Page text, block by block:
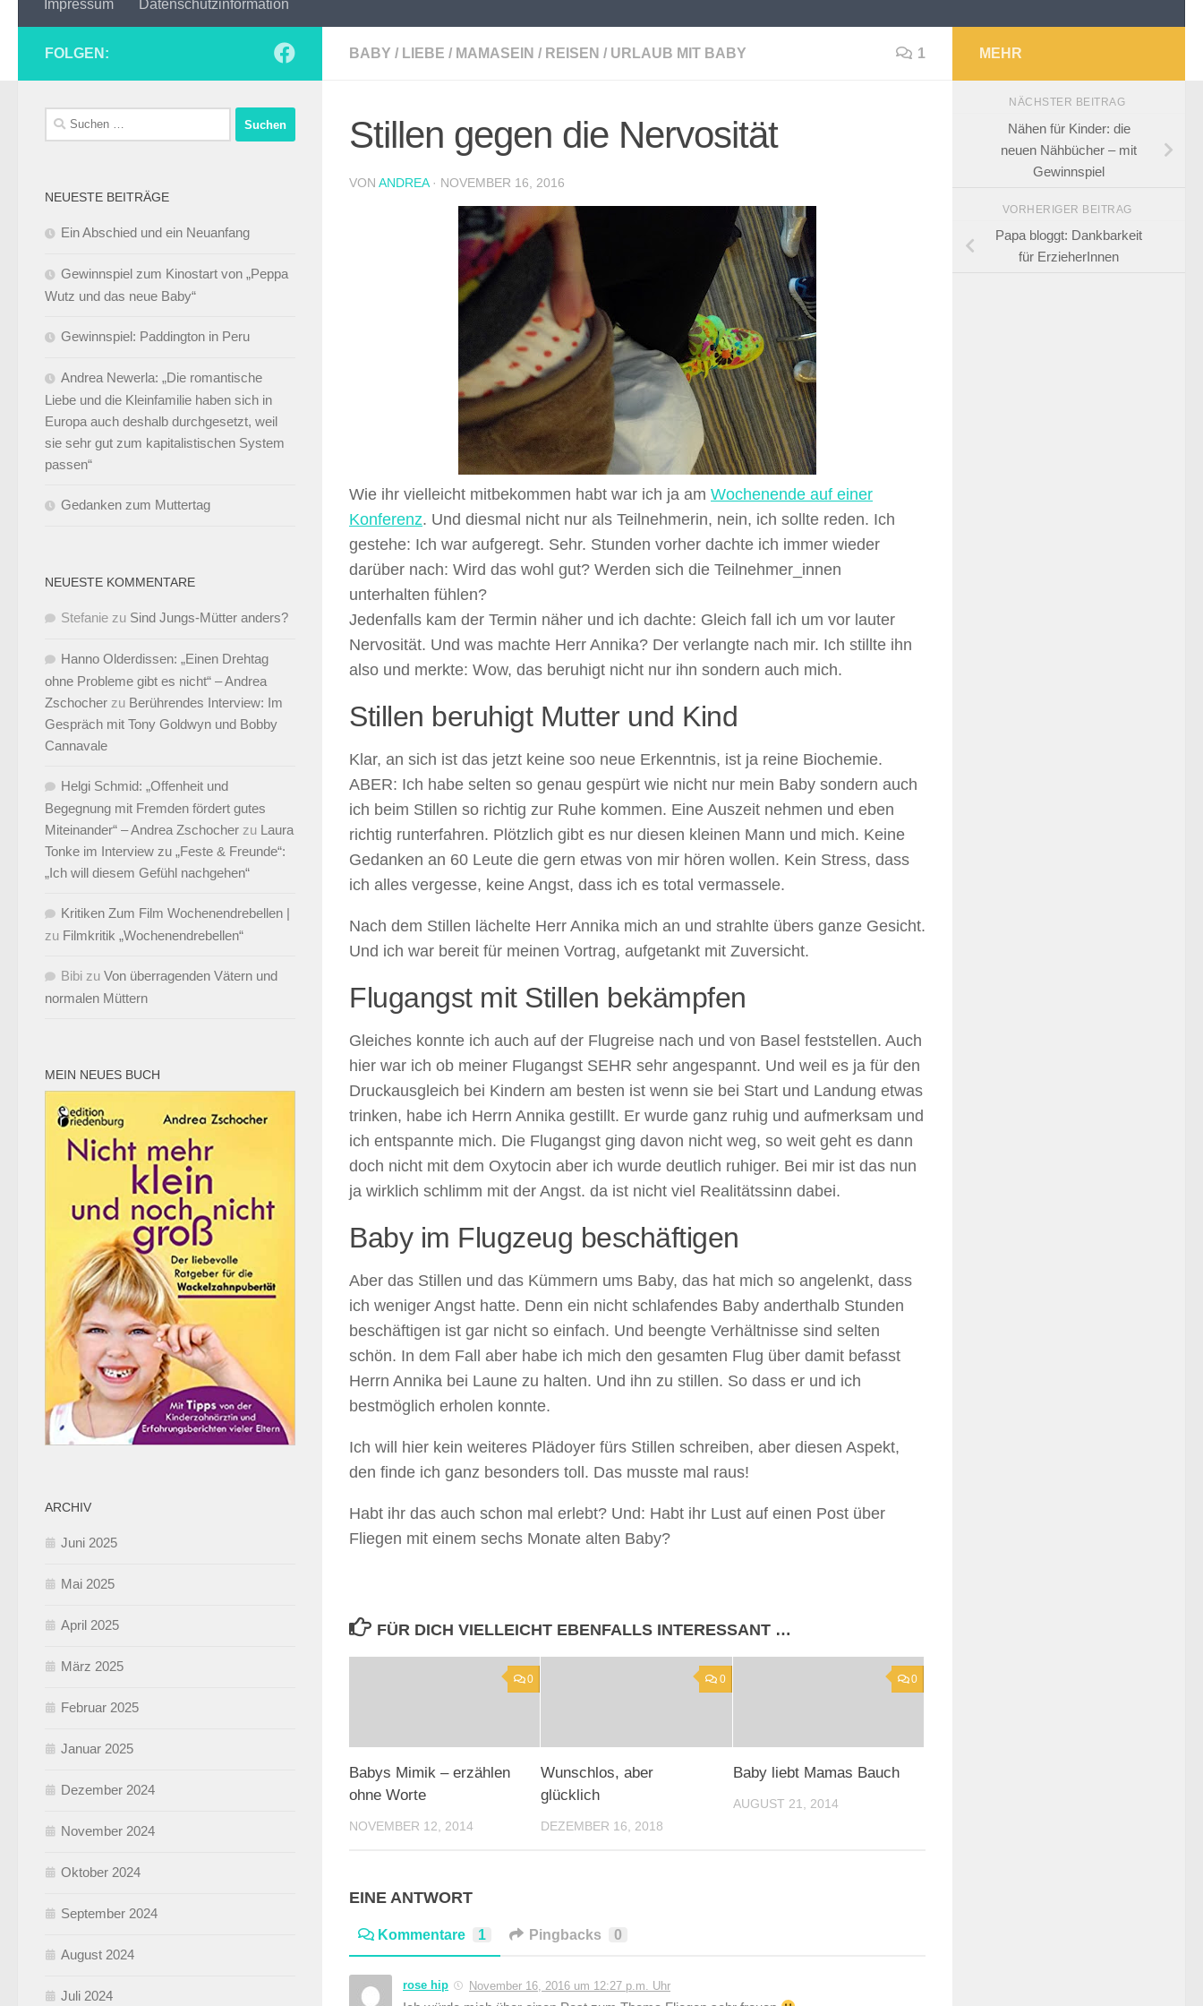
Impressum Datenschutzinformation
BABY / LIEBE / MAMASEIN / REISEN / URLAUB MIT BABY 1
Stillen gegen die Nervosität
VON ANDREA · NOVEMBER 16, 2016
Wie ihr vielleicht mitbekommen habt war ich ja am Wochenende auf einer
Konferenz. Und diesmal nicht nur als Teilnehmerin, nein, ich sollte reden. Ich
gestehe: Ich war aufgeregt. Sehr. Stunden vorher dachte ich immer wieder
darüber nach: Wird das wohl gut? Werden sich die Teilnehmer_innen
unterhalten fühlen?
Jedenfalls kam der Termin näher und ich dachte: Gleich fall ich um vor lauter
Nervosität. Und was machte Herr Annika? Der verlangte nach mir. Ich stillte ihn
also und merkte: Wow, das beruhigt nicht nur ihn sondern auch mich.
Stillen beruhigt Mutter und Kind
Klar, an sich ist das jetzt keine soo neue Erkenntnis, ist ja reine Biochemie.
ABER: Ich habe selten so genau gespürt wie nicht nur mein Baby sondern auch
ich beim Stillen so richtig zur Ruhe kommen. Eine Auszeit nehmen und eben
richtig runterfahren. Plötzlich gibt es nur diesen kleinen Mann und mich. Keine
Gedanken an 60 Leute die gern etwas von mir hören wollen. Kein Stress, dass
ich alles vergesse, keine Angst, dass ich es total vermassele.
Nach dem Stillen lächelte Herr Annika mich an und strahlte übers ganze Gesicht.
Und ich war bereit für meinen Vortrag, aufgetankt mit Zuversicht.
Flugangst mit Stillen bekämpfen
Gleiches konnte ich auch auf der Flugreise nach und von Basel feststellen. Auch
hier war ich ob meiner Flugangst SEHR sehr angespannt. Und weil es ja für den
Druckausgleich bei Kindern am besten ist wenn sie bei Start und Landung etwas
trinken, habe ich Herrn Annika gestillt. Er wurde ganz ruhig und aufmerksam und
ich entspannte mich. Die Flugangst ging davon nicht weg, so weit geht es dann
doch nicht mit dem Oxytocin aber ich wurde deutlich ruhiger. Bei mir ist das nun
ja wirklich schlimm mit der Angst. da ist nicht viel Realitätssinn dabei.
Baby im Flugzeug beschäftigen
Aber das Stillen und das Kümmern ums Baby, das hat mich so angelenkt, dass
ich weniger Angst hatte. Denn ein nicht schlafendes Baby anderthalb Stunden
beschäftigen ist gar nicht so einfach. Und beengte Verhältnisse sind selten
schön. In dem Fall aber habe ich mich den gesamten Flug über damit befasst
Herrn Annika bei Laune zu halten. Und ihn zu stillen. So dass er und ich
bestmöglich erholen konnte.
Ich will hier kein weiteres Plädoyer fürs Stillen schreiben, aber diesen Aspekt,
den finde ich ganz besonders toll. Das musste mal raus!
Habt ihr das auch schon mal erlebt? Und: Habt ihr Lust auf einen Post über
Fliegen mit einem sechs Monate alten Baby?
FÜR DICH VIELLEICHT EBENFALLS INTERESSANT …
0
Babys Mimik – erzählen
ohne Worte
NOVEMBER 12, 2014
0
Wunschlos, aber
glücklich
DEZEMBER 16, 2018
0
Baby liebt Mamas Bauch
AUGUST 21, 2014
EINE ANTWORT
Kommentare 1 Pingbacks 0
rose hip November 16, 2016 um 12:27 p.m. Uhr
FOLGEN:
Suchen
nach:
NEUESTE BEITRÄGE
Ein Abschied und ein Neuanfang
Gewinnspiel zum Kinostart von „Peppa
Wutz und das neue Baby“
Gewinnspiel: Paddington in Peru
Andrea Newerla: „Die romantische
Liebe und die Kleinfamilie haben sich in
Europa auch deshalb durchgesetzt, weil
sie sehr gut zum kapitalistischen System
passen“
Gedanken zum Muttertag
NEUESTE KOMMENTARE
Stefanie zu Sind Jungs-Mütter anders?
Hanno Olderdissen: „Einen Drehtag
ohne Probleme gibt es nicht“ – Andrea
Zschocher zu Berührendes Interview: Im
Gespräch mit Tony Goldwyn und Bobby
Cannavale
Helgi Schmid: „Offenheit und
Begegnung mit Fremden fördert gutes
Miteinander“ – Andrea Zschocher zu Laura
Tonke im Interview zu „Feste & Freunde“:
„Ich will diesem Gefühl nachgehen“
Kritiken Zum Film Wochenendrebellen |
zu Filmkritik „Wochenendrebellen“
Bibi zu Von überragenden Vätern und
normalen Müttern
MEIN NEUES BUCH
ARCHIV
Juni 2025
Mai 2025
April 2025
März 2025
Februar 2025
Januar 2025
Dezember 2024
November 2024
Oktober 2024
September 2024
August 2024
Juli 2024
MEHR
NÄCHSTER BEITRAG
Nähen für Kinder: die
neuen Nähbücher – mit
Gewinnspiel
VORHERIGER BEITRAG
Papa bloggt: Dankbarkeit
für ErzieherInnen